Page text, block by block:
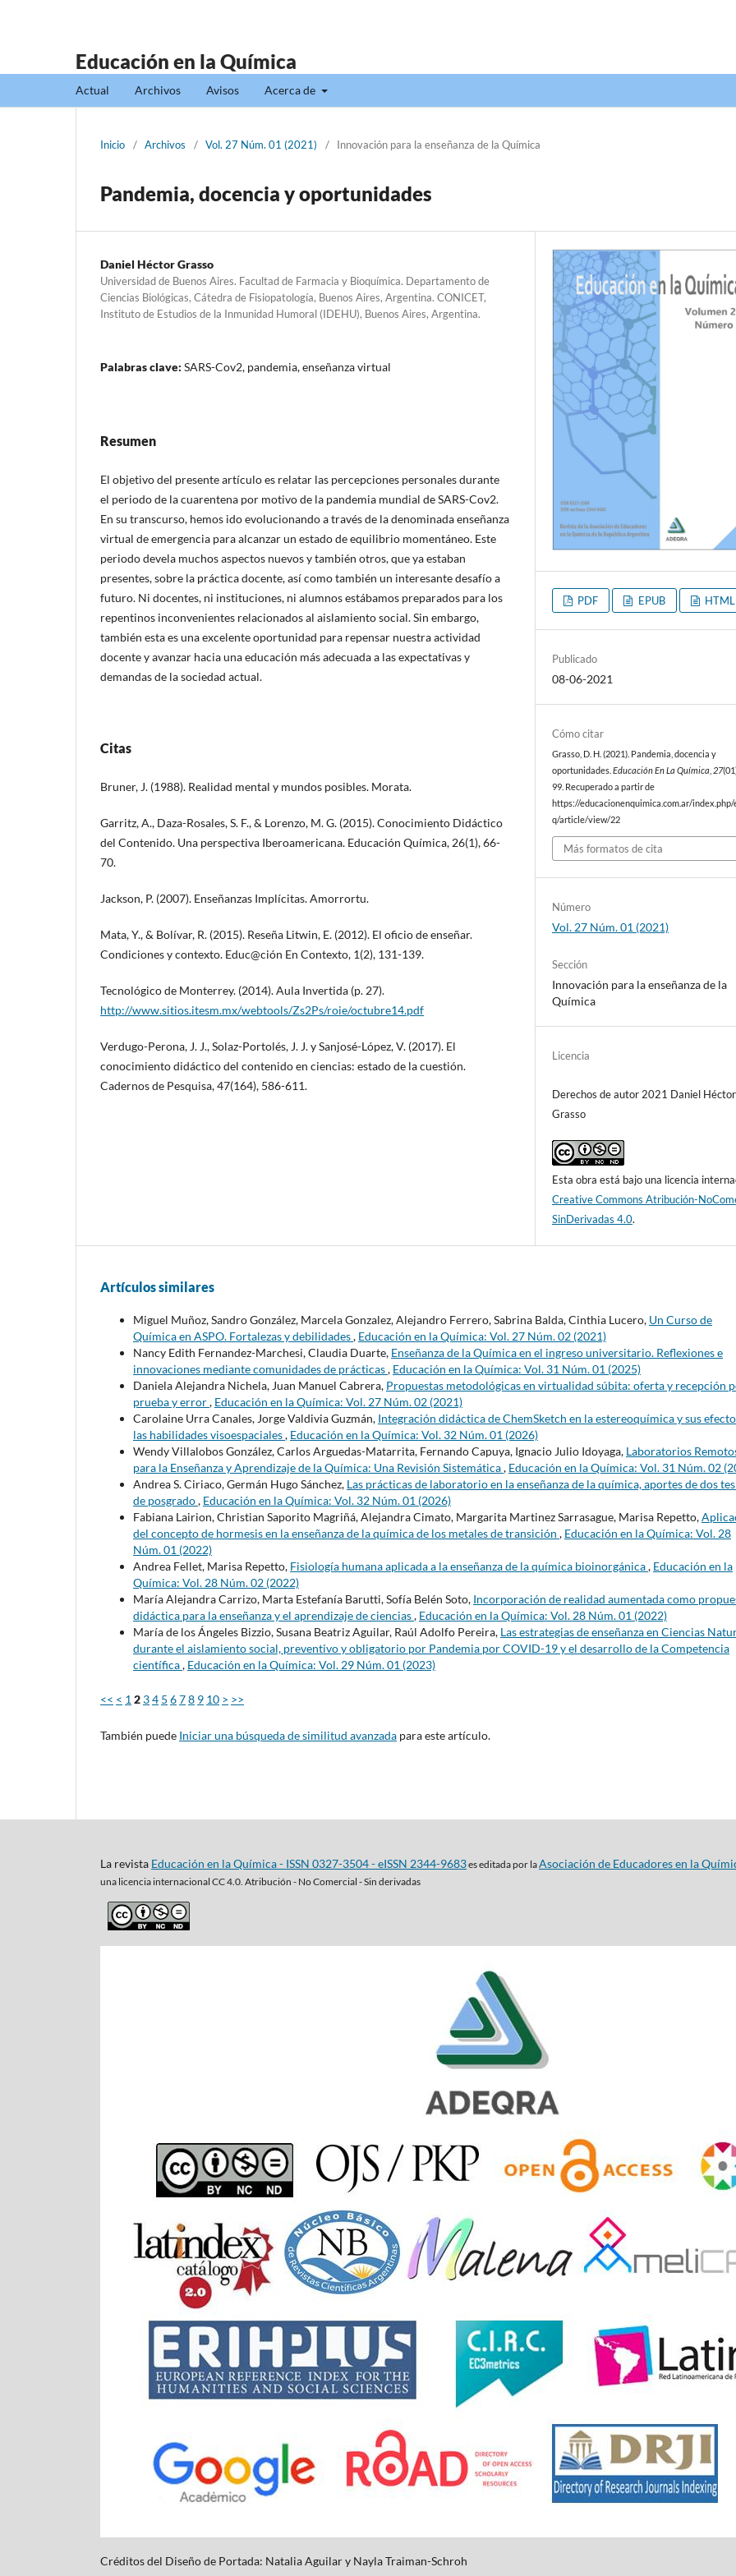
Educación en la Química
Actual Archivos Avisos Acerca de
Inicio / Archivos / Vol. 27 Núm. 01 (2021) / Innovación para la enseñanza de la Química
Pandemia, docencia y oportunidades
Daniel Héctor Grasso
Universidad de Buenos Aires. Facultad de Farmacia y Bioquímica. Departamento de
Ciencias Biológicas, Cátedra de Fisiopatología, Buenos Aires, Argentina. CONICET,
Instituto de Estudios de la Inmunidad Humoral (IDEHU), Buenos Aires, Argentina.
Palabras clave: SARS-Cov2, pandemia, enseñanza virtual
Resumen
El objetivo del presente artículo es relatar las percepciones personales durante
el periodo de la cuarentena por motivo de la pandemia mundial de SARS-Cov2.
En su transcurso, hemos ido evolucionando a través de la denominada enseñanza
virtual de emergencia para alcanzar un estado de equilibrio momentáneo. Este
periodo devela muchos aspectos nuevos y también otros, que ya estaban
presentes, sobre la práctica docente, así como también un interesante desafío a
futuro. Ni docentes, ni instituciones, ni alumnos estábamos preparados para los
repentinos inconvenientes relacionados al aislamiento social. Sin embargo,
también esta es una excelente oportunidad para repensar nuestra actividad
docente y avanzar hacia una educación más adecuada a las expectativas y
demandas de la sociedad actual.
Citas
Bruner, J. (1988). Realidad mental y mundos posibles. Morata.
Garritz, A., Daza-Rosales, S. F., & Lorenzo, M. G. (2015). Conocimiento Didáctico
del Contenido. Una perspectiva Iberoamericana. Educación Química, 26(1), 66-
70.
Jackson, P. (2007). Enseñanzas Implícitas. Amorrortu.
Mata, Y., & Bolívar, R. (2015). Reseña Litwin, E. (2012). El oficio de enseñar.
Condiciones y contexto. Educ@ción En Contexto, 1(2), 131-139.
Tecnológico de Monterrey. (2014). Aula Invertida (p. 27).
http://www.sitios.itesm.mx/webtools/Zs2Ps/roie/octubre14.pdf
Verdugo-Perona, J. J., Solaz-Portolés, J. J. y Sanjosé-López, V. (2017). El
conocimiento didáctico del contenido en ciencias: estado de la cuestión.
Cadernos de Pesquisa, 47(164), 586-611.
PDF EPUB HTML
Publicado
08-06-2021
Cómo citar
Grasso, D. H. (2021). Pandemia, docencia y
oportunidades.Educación En La Química 27
99. Recuperado a partir de
https://educacionenquimica.com.ar/index.php/
q/article/view/22
Más formatos de cita
Número
Vol. 27 Núm. 01 (2021)
Sección
Innovación para la enseñanza de la
Química
Licencia
Derechos de autor 2021 Daniel Héctor
Grasso
Esta obra está bajo una licencia
Creative Commons Atribución-
SinDerivadas 4.0.
Artículos similares
Miguel Muñoz, Sandro González, Marcela Gonzalez, Alejandro Ferrero, Sabrina Balda, Cinthia Lucero, Un Curso de
Química en ASPO. Fortalezas y debilidades, Educación en la Química: Vol. 27 Núm. 02 (2021)
Nancy Edith Fernandez-Marchesi, Claudia Duarte, Enseñanza de la Química en el ingreso universitario. Reflexiones e
innovaciones mediante comunidades de prácticas, Educación en la Química: Vol. 31 Núm. 01 (2025)
Daniela Alejandra Nichela, Juan Manuel Cabrera, Propuestas metodológicas en virtualidad súbita: oferta y recepción
prueba y error, Educación en la Química: Vol. 27 Núm. 02 (2021)
Carolaine Urra Canales, Jorge Valdivia Guzmán, Integración didáctica de ChemSketch en la estereoquímica y sus
las habilidades visoespaciales, Educación en la Química: Vol. 32 Núm. 01 (2026)
Wendy Villalobos González, Carlos Arguedas-Matarrita, Fernando Capuya, Ignacio Julio Idoyaga, Laboratorios
para la Enseñanza y Aprendizaje de la Química: Una Revisión Sistemática, Educación en la Química: Vol. 31 Núm. 02
Andrea S. Ciriaco, Germán Hugo Sánchez, Las prácticas de laboratorio en la enseñanza de la química, aportes de dos
de posgrado, Educación en la Química: Vol. 32 Núm. 01 (2026)
Fabiana Lairion, Christian Saporito Magriñá, Alejandra Cimato, Margarita Martinez Sarrasague, Marisa Repetto,
del concepto de hormesis en la enseñanza de la química de los metales de transición , Educación en la Química: Vol. 28
Núm. 01 (2022)
Andrea Fellet, Marisa Repetto, Fisiología humana aplicada a la enseñanza de la química bioinorgánica, Educación en la
Química: Vol. 28 Núm. 02 (2022)
María Alejandra Carrizo, Marta Estefanía Barutti, Sofía Belén Soto, Incorporación de realidad aumentada como
didáctica para la enseñanza y el aprendizaje de ciencias, Educación en la Química: Vol. 28 Núm. 01 (2022)
María de los Ángeles Bizzio, Susana Beatriz Aguilar, Raúl Adolfo Pereira, Las estrategias de enseñanza en Ciencias
durante el aislamiento social, preventivo y obligatorio por Pandemia por COVID-19 y el desarrollo de la Competencia
científica, Educación en la Química: Vol. 29 Núm. 01 (2023)
<< < 1 2 34 5 678 9 10 > >>
También puede Iniciar una búsqueda de similitud avanzada para este artículo.
La revista Educación en la Química - ISSN 0327-3504 - eISSN 2344-9683es editada por laAsociación de Educadores en la
una licencia internacional CC 4.0. Atribución - No Comercial - Sin derivadas
Créditos del Diseño de Portada: Natalia Aguilar y NaylaTraiman-Schroh